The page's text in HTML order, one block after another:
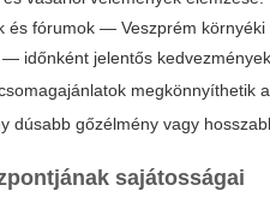
és fórumok — Veszprém környéki
időnként jelentős
dúsabb gőzélmény vagy
sajátosságai